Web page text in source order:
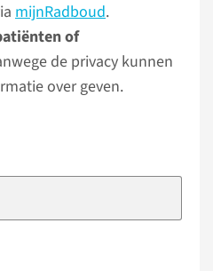
mijnRadboud.
of
de privacy kunnen
over geven.